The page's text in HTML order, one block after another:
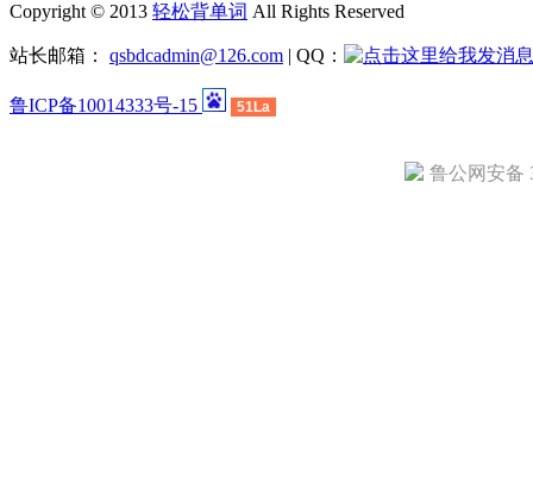
Copyright © 2013 轻松背单词 All Rights Reserved
站长邮箱： qsbdcadmin@126.com | QQ：
鲁ICP备10014333号-15 51La
鲁公网安备